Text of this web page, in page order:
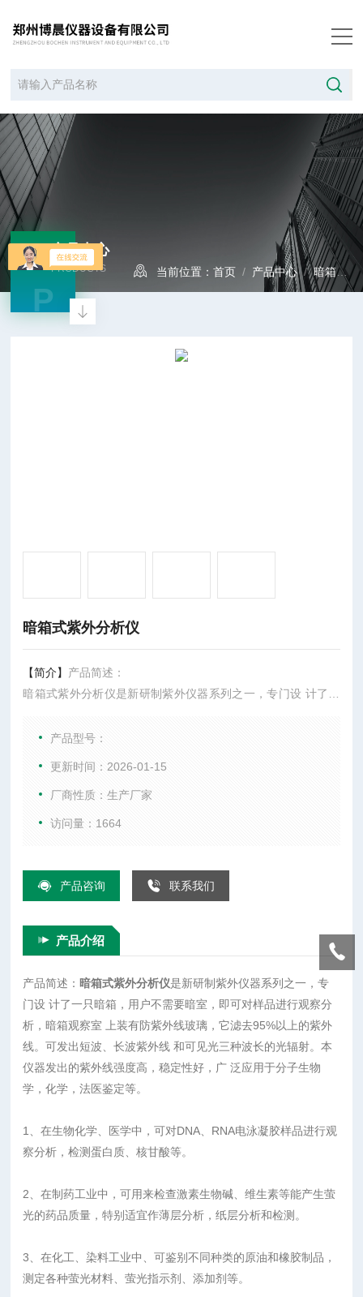
产品中心
PRODUCTS
P
当前位置：首页 / 产品中心/暗箱式紫外分析仪
暗箱式紫外分析仪
【简介】 产品简述：
暗箱式紫外分析仪是新研制紫外仪器系列之一，专门设 计了一
察室 上装有防紫外线玻璃，它滤去95%以上的紫外线。可发出
医鉴定等。
产品型号：
更新时间：2026-01-15
厂商性质：生产厂家
访问量：1664
产品咨询 联系我们
产品介绍
产品简述： 暗箱式紫外分析仪是新研制紫外仪器系列之一，专
门设 计了一只暗箱，用户不需要暗室，即可对样品进行观察分
析，暗箱观察室 上装有防紫外线玻璃，它滤去95%以上的紫外
线。可发出短波、长波紫外线 和可见光三种波长的光辐射。本
仪器发出的紫外线强度高，稳定性好，广 泛应用于分子生物
学，化学，法医鉴定等。
1、在生物化学、医学中，可对DNA、RNA电泳凝胶样品进行观
察分析，检测蛋白质、核甘酸等。
2、在制药工业中，可用来检查激素生物碱、维生素等能产生萤
光的药品质量，特别适宜作薄层分析，纸层分析和检测。
3、在化工、染料工业中、可鉴别不同种类的原油和橡胶制品，
测定各种萤光材料、萤光指示剂、添加剂等。